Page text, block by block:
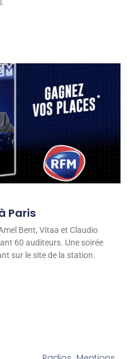
Paris
Bent, Vitaa et Claudio
60 auditeurs. Une soirée
sur le site de la station.